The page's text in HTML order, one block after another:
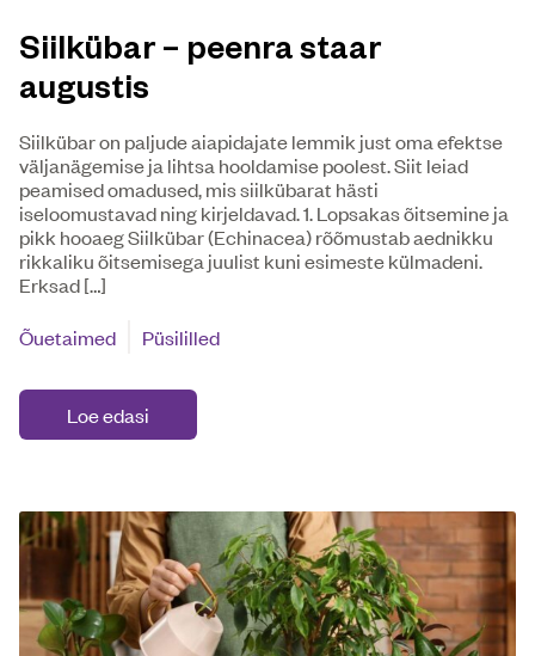
Siilkübar – peenra staar
augustis
Siilkübar on paljude aiapidajate lemmik just oma efektse
väljanägemise ja lihtsa hooldamise poolest. Siit leiad
peamised omadused, mis siilkübarat hästi
iseloomustavad ning kirjeldavad. 1. Lopsakas õitsemine ja
pikk hooaeg Siilkübar (Echinacea) rõõmustab aednikku
rikkaliku õitsemisega juulist kuni esimeste külmadeni.
Erksad […]
Õuetaimed
Püsililled
Loe edasi